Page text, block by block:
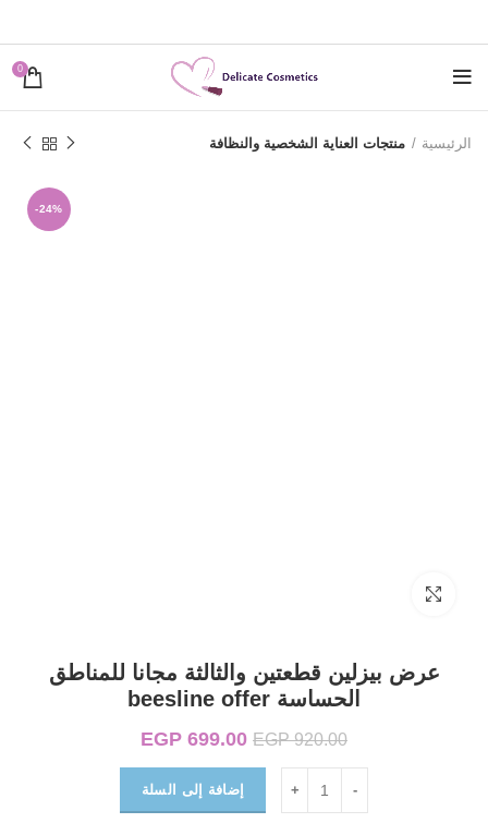
0
الرئيسية منتجات العناية الشخصية والنظافة
-24%
عرض بيزلين قطعتين والثالثة مجانا للمناطق
الحساسة beesline offer
EGP920.00
السعر الأصلي هو:
EGP 920.00.
EGP 699.00
EGP 699.00.
إضافة إلى السلة